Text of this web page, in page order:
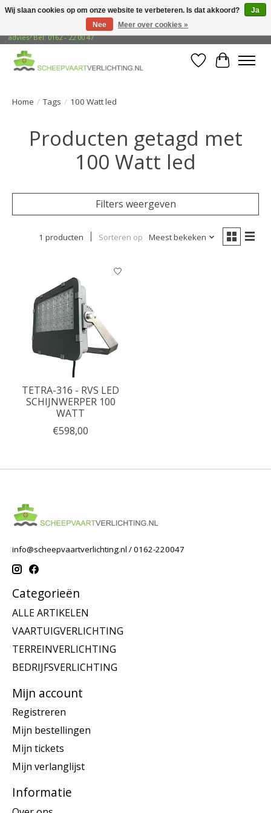
Gratis verzending naar adressen in Nederland! Opzoek naar vrijblijvend
advies? Bel: 0162 - 22 00 47
Verlanglijst
Home / Tags / 100 Watt led
Producten getagd met
100 Watt led
Filters weergeven
1 producten Sorteren op Meest bekeken
TETRA-316 - RVS LED
SCHIJNWERPER 100
WATT
€598,00
info@scheepvaartverlichting.nl / 0162-220047
Categorieën
ALLE ARTIKELEN
VAARTUIGVERLICHTING
TERREINVERLICHTING
BEDRIJFSVERLICHTING
Mijn account
Registreren
Mijn bestellingen
Mijn tickets
Mijn verlanglijst
Informatie
Wij slaan cookies op om onze website te verbeteren. Is dat akkoord?
Ja
Nee
Meer over cookies »